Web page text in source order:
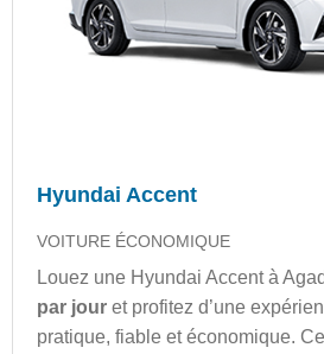
Hyundai Accent
VOITURE ÉCONOMIQUE
Louez une Hyundai Accent à
par jour et profitez d’une
pratique, fiable et économique.